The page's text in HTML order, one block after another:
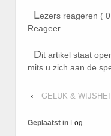
Lezers reageren (
Reageer
Dit artikel staat
mits u zich aan de
‹ GELUK &
Geplaatst in Log